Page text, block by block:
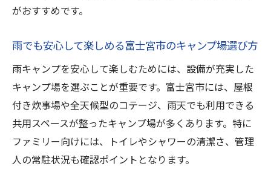
がおすすめです。
雨でも安心して楽しめる富士宮市のキャンプ場選び方
雨キャンプを安心して楽しむためには、設備が充実した
キャンプ場を選ぶことが重要です。富士宮市には、屋根
付き炊事場や全天候型のコテージ、雨天でも利用できる
共用スペースが整ったキャンプ場が多くあります。特に
ファミリー向けには、トイレやシャワーの清潔さ、管理
人の常駐状況も確認ポイントとなります。